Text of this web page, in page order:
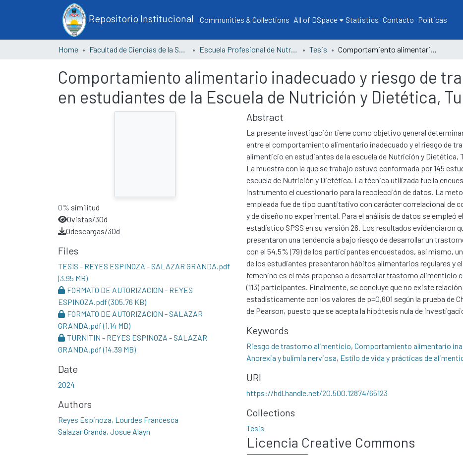
Repositorio Institucional Communities & Collections All of DSpace Statistics Contacto Políticas
Home Facultad de Ciencias de la Salud Escuela Profesional de Nutrición y Dietética Tesis Comportamiento alimentario inadecuado y riesgo de trastorno alimenticio en estudiantes de la Escuela de Nutrición y Dietética, Tumbes 2023
Comportamiento alimentario inadecuado y riesgo de
en estudiantes de la Escuela de Nutrición y Dietética,
0% similitud
0vistas/30d
0descargas/30d
Files
TESIS - REYES ESPINOZA - SALAZAR GRANDA.pdf
(3.95 MB)
FORMATO DE AUTORIZACION - REYES
ESPINOZA.pdf(305.76 KB)
FORMATO DE AUTORIZACION - SALAZAR
GRANDA.pdf(1.14 MB)
TURNITIN - REYES ESPINOZA - SALAZAR
GRANDA.pdf(14.39 MB)
Date
2024
Authors
Reyes Espinoza, Lourdes Francesca
Salazar Granda, Josue Alayn
Abstract
La presente investigación tiene como objetivo general
entre el comportamiento alimentario inadecuado y el riesgo de
alimenticio en estudiantes de la escuela de Nutrición y Dietética,
La muestra con la que se trabajo estuvo conformada por 145
escuela de Nutrición y Dietética. La técnica utilizada fue la
instrumento el cuestionario para la recolección de datos. La
empleada fue de tipo cuantitativo con carácter correlacional de
y de diseño no experimental. Para el análisis de datos se empleó
estadístico SPSS en su versión 26. Los resultados evidenciaron
presentaron una tendencia a bajo riesgo de desarrollar un
con el 54.5% (79) de los participantes encuestados, así mismo, un
de los estudiantes presentaron hábitos alimentarios regulares y
femenino es el más propenso a desarrollar trastorno alimenticio
(113) participantes. Finalmente, se concluye que no existe relación
estadísticamente con los valores de p=0,601 según la prueba de
de Pearson, puesto que se acepta la hipótesis nula de
Keywords
Riesgo de trastorno alimenticio, Comportamiento alimentario
Anorexia y bulimia nerviosa, Estilo de vida y prácticas de
URI
https://hdl.handle.net/20.500.12874/65123
Collections
Tesis
Licencia Creative Commons